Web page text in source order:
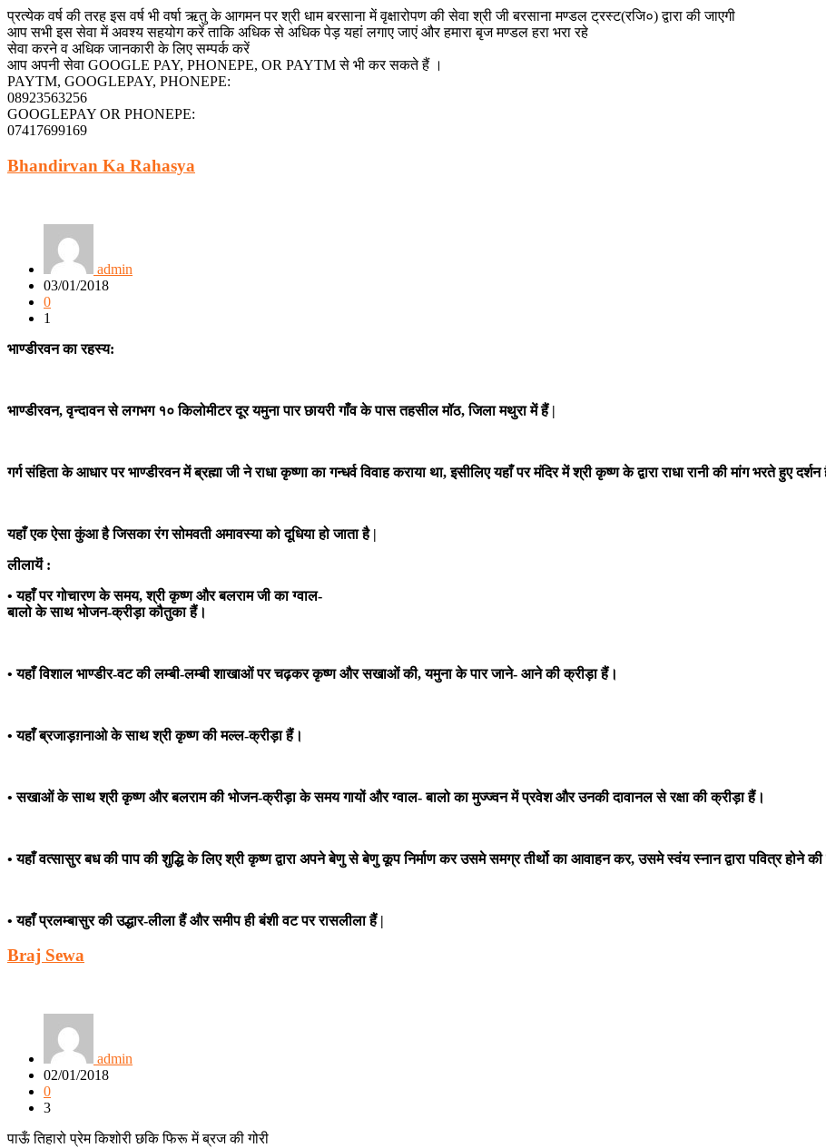
प्रत्येक वर्ष की तरह इस वर्ष भी वर्षा ऋतु के आगमन पर श्री धाम बरसाना में वृक्षारोपण की सेवा श्री जी बरसाना मण्डल ट्रस्ट(रजि०) द्वारा की जाएगी
आप सभी इस सेवा में अवश्य सहयोग करें ताकि अधिक से अधिक पेड़ यहां लगाए जाएं और हमारा बृज मण्डल हरा भरा रहे
सेवा करने व अधिक जानकारी के लिए सम्पर्क करें
आप अपनी सेवा GOOGLE PAY, PHONEPE, OR PAYTM से भी कर सकते हैं ।
PAYTM, GOOGLEPAY, PHONEPE:
08923563256
GOOGLEPAY OR PHONEPE:
07417699169
Bhandirvan Ka Rahasya
admin
03/01/2018
0
1
भाण्डीरवन का रहस्य:
भाण्डीरवन, वृन्दावन से लगभग १० किलोमीटर दूर यमुना पार छायरी गाँव के पास तहसील मॉठ, जिला मथुरा में हैं |
गर्ग संहिता के आधार पर भाण्डीरवन में ब्रह्मा जी ने राधा कृष्णा का गन्धर्व विवाह कराया था, इसीलिए यहाँ पर मंदिर में श्री कृष्ण के द्वारा राधा रानी की मांग भरते हुए दर्शन
यहाँ एक ऐसा कुंआ है जिसका रंग सोमवती अमावस्या को दूधिया हो जाता है |
लीलायॆं :
• यहाँ पर गोचारण के समय, श्री कृष्ण और बलराम जी का ग्वाल-
बालो के साथ भोजन-क्रीड़ा कौतुका हैं।
• यहाँ विशाल भाण्डीर-वट की लम्बी-लम्बी शाखाओं पर चढ़कर कृष्ण और सखाओं की, यमुना के पार जाने- आने की क्रीड़ा हैं।
• यहाँ ब्रजाड़ग़नाओ के साथ श्री कृष्ण की मल्ल-क्रीड़ा हैं।
• सखाओं के साथ श्री कृष्ण और बलराम की भोजन-क्रीड़ा के समय गायों और ग्वाल- बालो का मुज्ज्वन में प्रवेश और उनकी दावानल से रक्षा की क्रीड़ा हैं।
• यहाँ वत्सासुर बध की पाप की शुद्धि के लिए श्री कृष्ण द्वारा अपने बेणु से बेणु कूप निर्माण कर उसमे समग्र तीर्थो का आवाहन कर, उसमे स्वंय स्नान द्वारा पवित्र होने
• यहाँ प्रलम्बासुर की उद्धार-लीला हैं और समीप ही बंशी वट पर रासलीला हैं |
Braj Sewa
admin
02/01/2018
0
3
पाऊँ तिहारो प्रेम किशोरी छकि फिरू में ब्रज की गोरी